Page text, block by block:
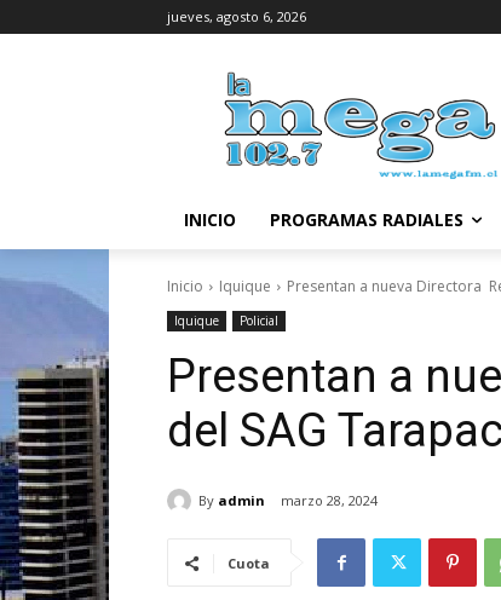
jueves, agosto 6, 2026
INICIO PROGRAMAS RADIALES
Inicio Iquique Presentan a nueva Directora
Iquique Policial
Presentan a
del SAG
By admin marzo 28, 2024
Cuota